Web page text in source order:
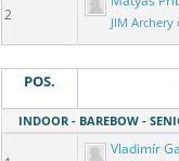
2 JIM Archery
POS.
INDOOR - BAREBOW -
Vladimír